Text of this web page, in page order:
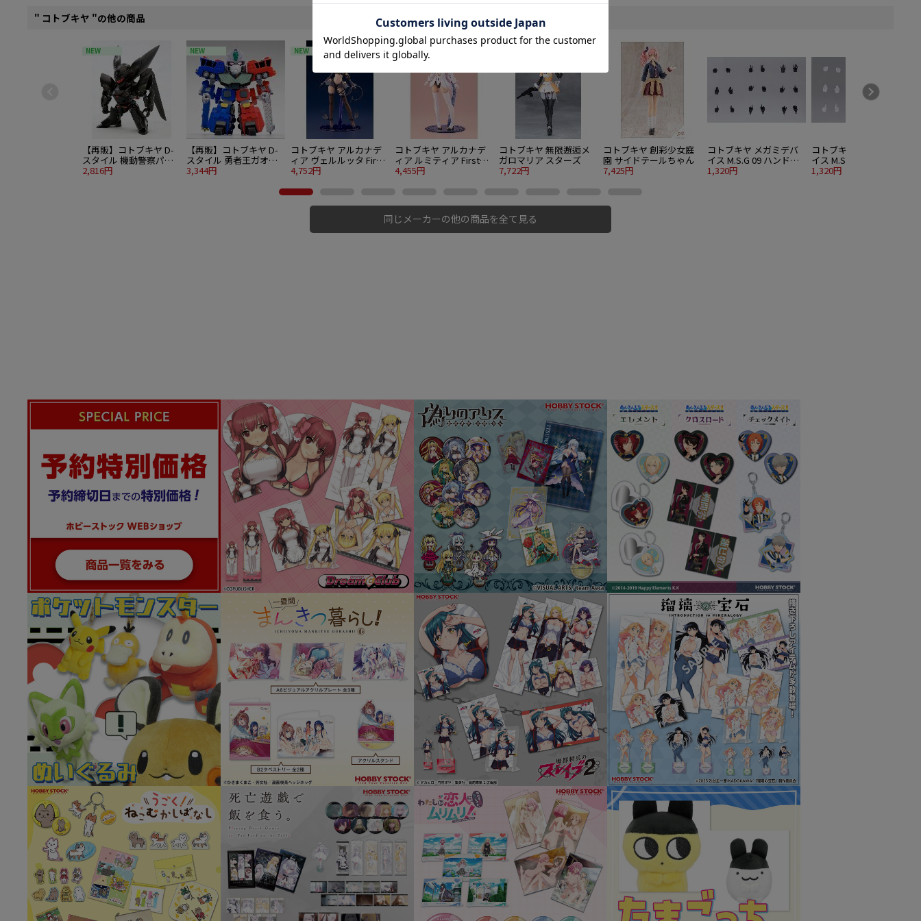
" コトブキヤ "の他の商品
NEW
【再販】コトブキヤ D-
スタイル 機動警察パト
レイバー TYPE-J9 グリ
2,816円
NEW
【再販】コトブキヤ D-
スタイル 勇者王ガオガ
イガー 超竜神
3,344円
NEW
コトブキヤ アルカナデ
ィア ヴェルルッタ First
Engage Ver.〈ファース
4,752円
コトブキヤ アルカナデ
ィア ルミティア First
Engage Ver.〈ファース
4,455円
コトブキヤ 無限邂逅メ
ガロマリア スターズ
7,722円
コトブキヤ 創彩少女庭
園 サイドテールちゃん
7,425円
コトブキヤ メガミデバ
イス M.S.G 09 ハンドセ
ット ブラック
1,320円
コトブキヤ メガミデバ
イス M.S.G 09 ハンドセ
ット ホワイト
1,320円
同じメーカーの他の商品を全て見る